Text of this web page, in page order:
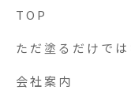
TOP
ただ塗るだけで
会社案内